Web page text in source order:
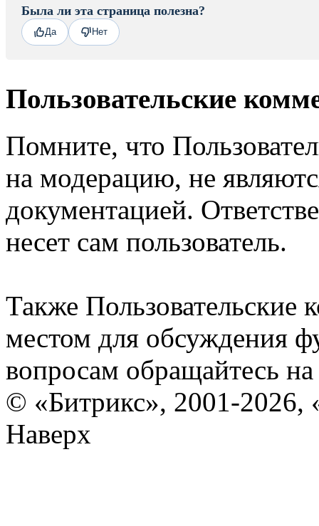
Была ли эта страница полезна?
Да Нет
Пользовательские
Помните, что
на модерацию, не
документацией.
несет сам пользователь.
Также Пользовательские
местом для обсуждения
вопросам обращайтесь
© «Битрикс», 2001-2026,
Наверх